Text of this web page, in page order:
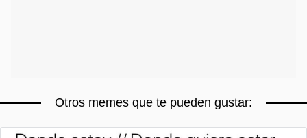
Otros memes que te pueden gustar: